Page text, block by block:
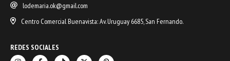
lodemaria.ok@gmail.com
Centro Comercial Buenavista: Av. Uruguay 6685, San Fernando.
REDES SOCIALES